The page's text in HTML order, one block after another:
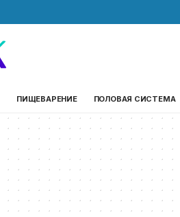
ПИЩЕВАРЕНИЕ ПОЛОВАЯ СИСТЕМА